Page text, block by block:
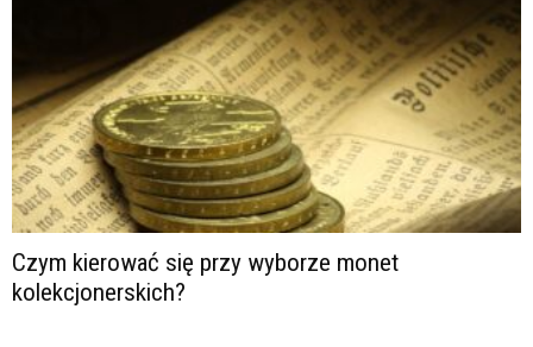
Czym kierować się przy wyborze monet
kolekcjonerskich?